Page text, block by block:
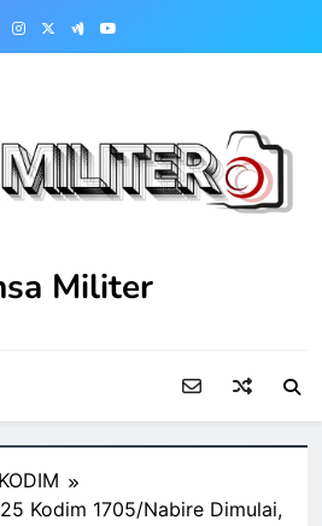
Militer
KODIM
Kodim 1705/Nabire Dimulai,